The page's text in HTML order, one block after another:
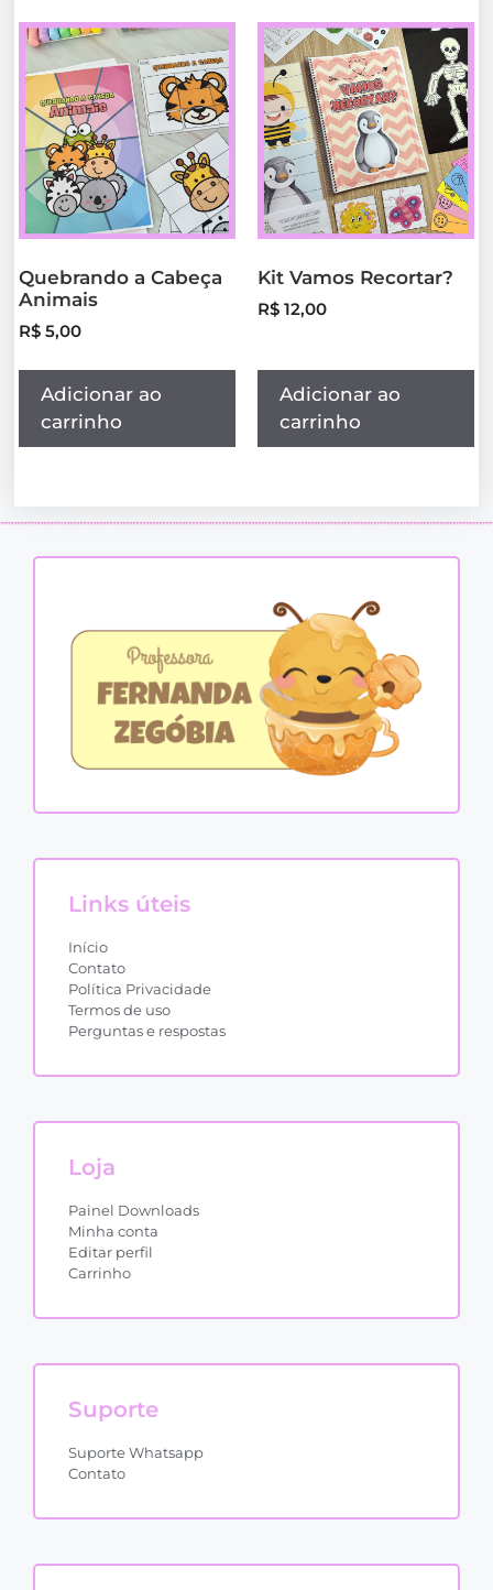
Quebrando a Cabeça
Animais
R$ 5,00
Adicionar ao
carrinho
Kit Vamos Recortar?
R$ 12,00
Adicionar ao
carrinho
Links úteis
Início
Contato
Política Privacidade
Termos de uso
Perguntas e respostas
Loja
Painel Downloads
Minha conta
Editar perfil
Carrinho
Suporte
Suporte Whatsapp
Contato